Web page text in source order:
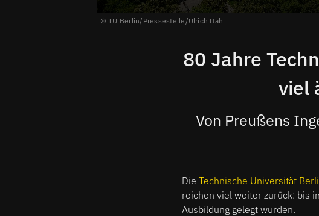
TU Berlin/Pressestelle/Ulrich Dahl
80 Jahre
viel
Von Preußens
Die Technische Universität
reichen viel weiter zurück: bis
Ausbildung gelegt wurden.